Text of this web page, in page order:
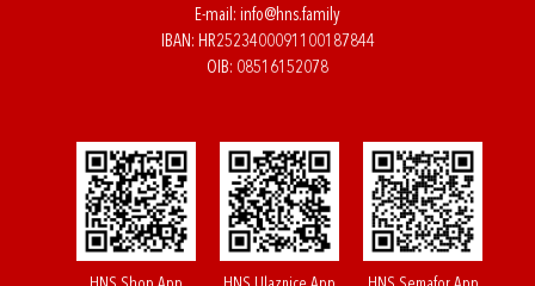
E-mail: info@hns.family
IBAN: HR2523400091100187844
OIB: 08516152078